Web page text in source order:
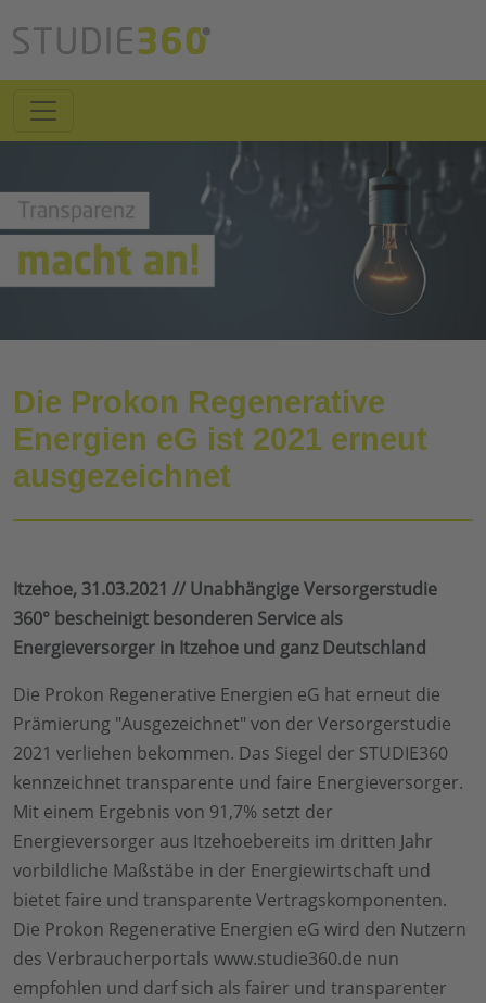
Die Prokon Regenerative
Energien eG ist 2021 erneut
ausgezeichnet
Itzehoe, 31.03.2021 // Unabhängige Versorgerstudie
360° bescheinigt besonderen Service als
Energieversorger in Itzehoe und ganz Deutschland
Die Prokon Regenerative Energien eG hat erneut die
Prämierung "Ausgezeichnet" von der Versorgerstudie
2021 verliehen bekommen. Das Siegel der STUDIE360
kennzeichnet transparente und faire Energieversorger.
Mit einem Ergebnis von 91,7% setzt der
Energieversorger aus Itzehoebereits im dritten Jahr
vorbildliche Maßstäbe in der Energiewirtschaft und
bietet faire und transparente Vertragskomponenten.
Die Prokon Regenerative Energien eG wird den Nutzern
des Verbraucherportals www.studie360.de nun
empfohlen und darf sich als fairer und transparenter